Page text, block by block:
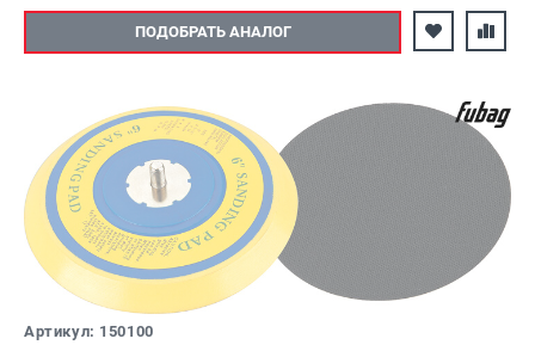
Сварочные полуавтоматы MIG/MAG
Сварочные аппараты TIG
Сварочные материалы
ТЕЛЕФОН (САНКТ-ПЕТЕРБУРГ)
+7 (812) 317-60-57
Информация размещённая на сайте не является публичной
ПОДОБРАТЬ АНАЛОГ
Артикул: 150100